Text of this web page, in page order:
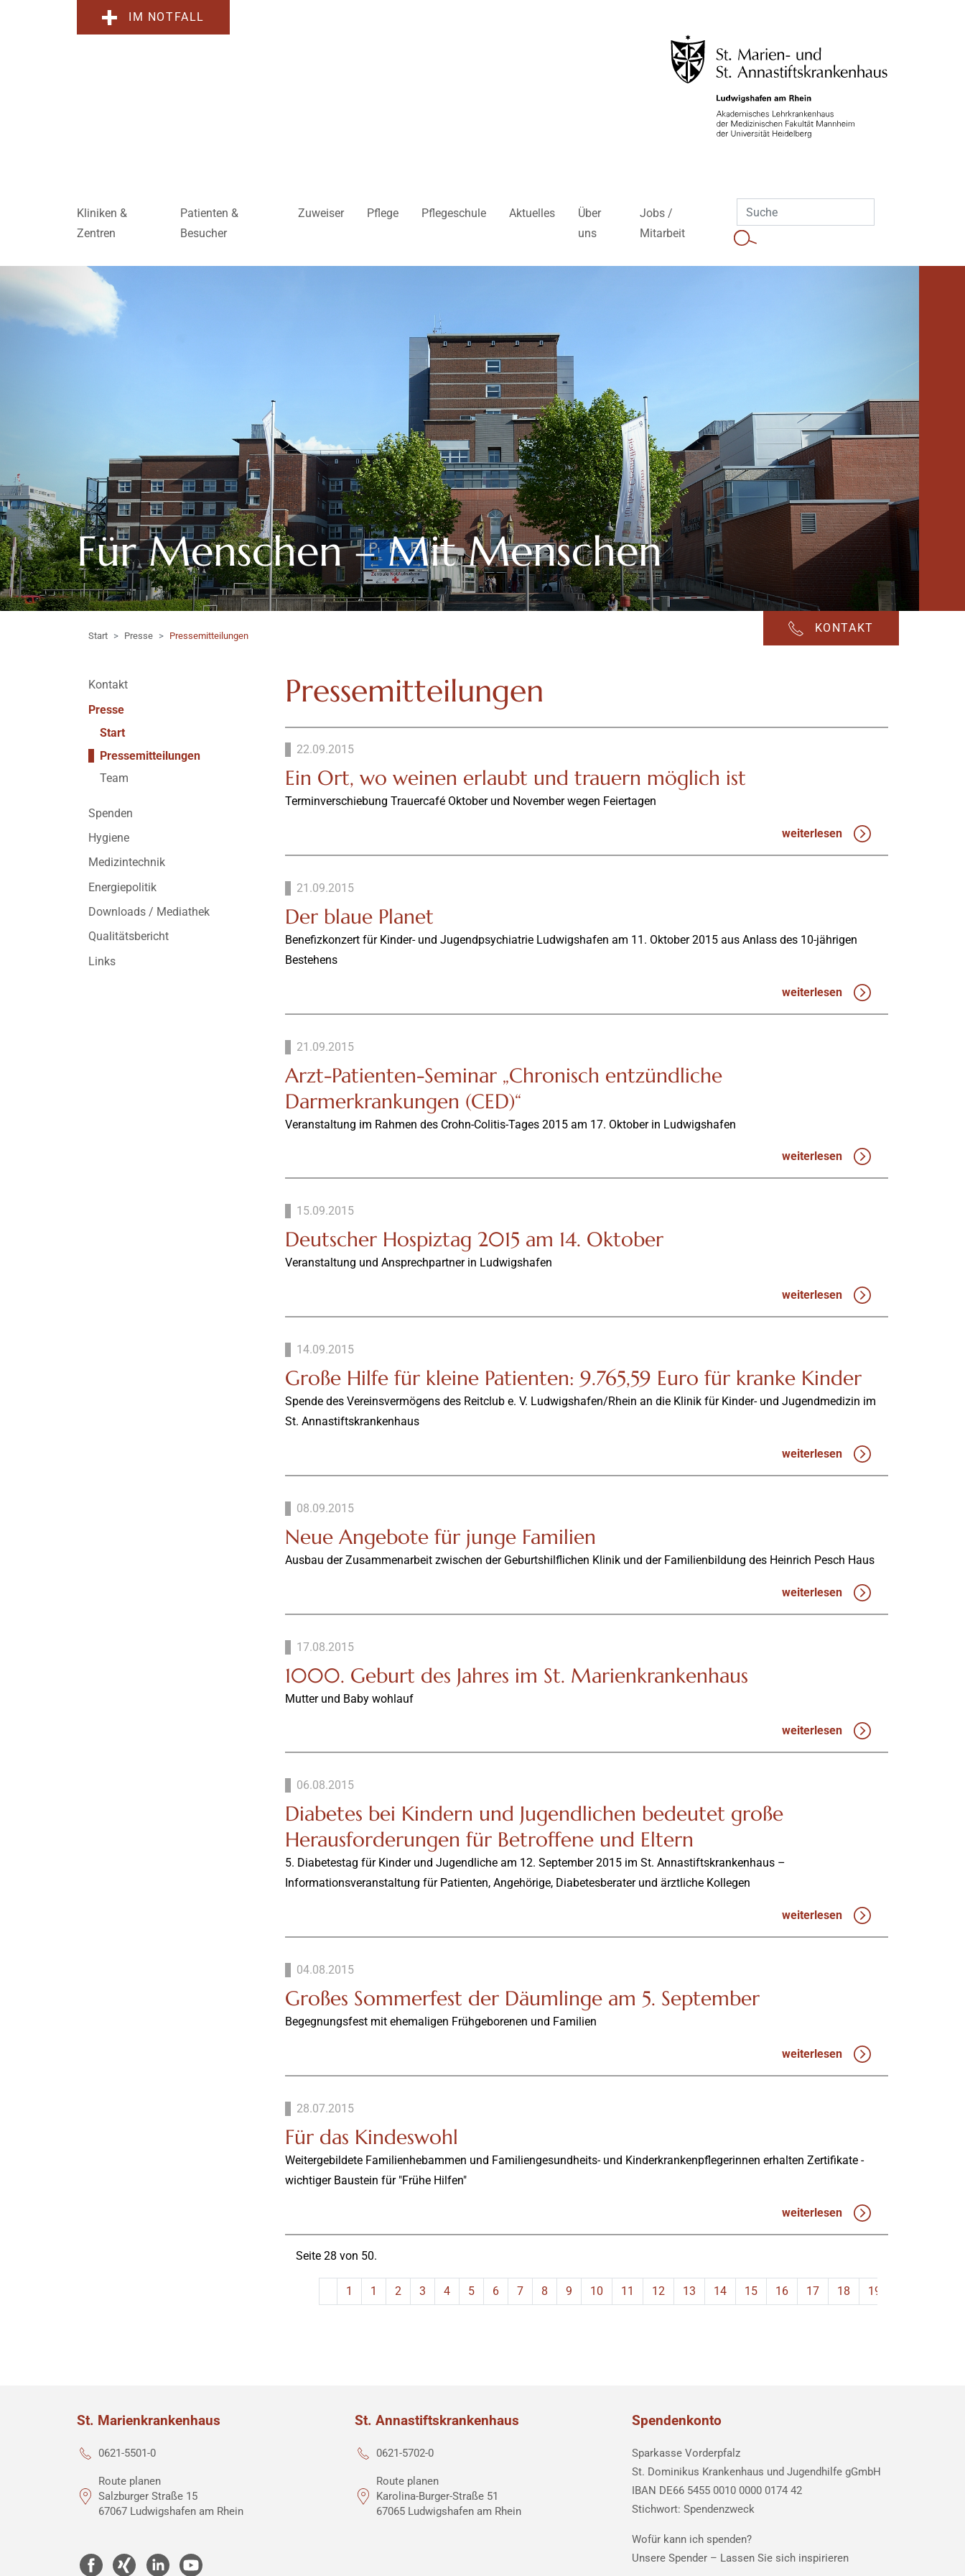
IM NOTFALL
Kliniken &
Zentren
Patienten &
Besucher
Zuweiser Pflege Pflegeschule Aktuelles
Über
uns
Jobs /
Mitarbeit
Für Menschen – Mit Menschen
KONTAKT
Start Presse Pressemitteilungen
Kontakt
Presse
Start
Pressemitteilungen
Team
Spenden
Hygiene
Medizintechnik
Energiepolitik
Downloads / Mediathek
Qualitätsbericht
Links
Pressemitteilungen
22.09.2015
Ein Ort, wo weinen erlaubt und trauern möglich ist
Terminverschiebung Trauercafé Oktober und November wegen Feiertagen
weiterlesen
21.09.2015
Der blaue Planet
Benefizkonzert für Kinder- und Jugendpsychiatrie Ludwigshafen am 11. Oktober 2015 aus Anlass des 10-jährigen
Bestehens
weiterlesen
21.09.2015
Arzt-Patienten-Seminar „Chronisch entzündliche
Darmerkrankungen (CED)“
Veranstaltung im Rahmen des Crohn-Colitis-Tages 2015 am 17. Oktober in Ludwigshafen
weiterlesen
15.09.2015
Deutscher Hospiztag 2015 am 14. Oktober
Veranstaltung und Ansprechpartner in Ludwigshafen
weiterlesen
14.09.2015
Große Hilfe für kleine Patienten: 9.765,59 Euro für kranke Kinder
Spende des Vereinsvermögens des Reitclub e. V. Ludwigshafen/Rhein an die Klinik für Kinder- und Jugendmedizin im
St. Annastiftskrankenhaus
weiterlesen
08.09.2015
Neue Angebote für junge Familien
Ausbau der Zusammenarbeit zwischen der Geburtshilflichen Klinik und der Familienbildung des Heinrich Pesch Haus
weiterlesen
17.08.2015
1000. Geburt des Jahres im St. Marienkrankenhaus
Mutter und Baby wohlauf
weiterlesen
06.08.2015
Diabetes bei Kindern und Jugendlichen bedeutet große
Herausforderungen für Betroffene und Eltern
5. Diabetestag für Kinder und Jugendliche am 12. September 2015 im St. Annastiftskrankenhaus –
Informationsveranstaltung für Patienten, Angehörige, Diabetesberater und ärztliche Kollegen
weiterlesen
04.08.2015
Großes Sommerfest der Däumlinge am 5. September
Begegnungsfest mit ehemaligen Frühgeborenen und Familien
weiterlesen
28.07.2015
Für das Kindeswohl
Weitergebildete Familienhebammen und Familiengesundheits- und Kinderkrankenpflegerinnen erhalten Zertifikate -
wichtiger Baustein für "Frühe Hilfen"
weiterlesen
Seite 28 von 50.
1 1 2 3 4 5 6 7 8 9 10 11 12 13 14 15 16 17 18 19
St. Marienkrankenhaus
0621-5501-0
Route planen
Salzburger Straße 15
67067 Ludwigshafen am Rhein
St. Annastiftskrankenhaus
0621-5702-0
Route planen
Karolina-Burger-Straße 51
67065 Ludwigshafen am Rhein
Spendenkonto
Sparkasse Vorderpfalz
St. Dominikus Krankenhaus und Jugendhilfe gGmbH
IBAN DE66 5455 0010 0000 0174 42
Stichwort: Spendenzweck
Wofür kann ich spenden?
Unsere Spender – Lassen Sie sich inspirieren